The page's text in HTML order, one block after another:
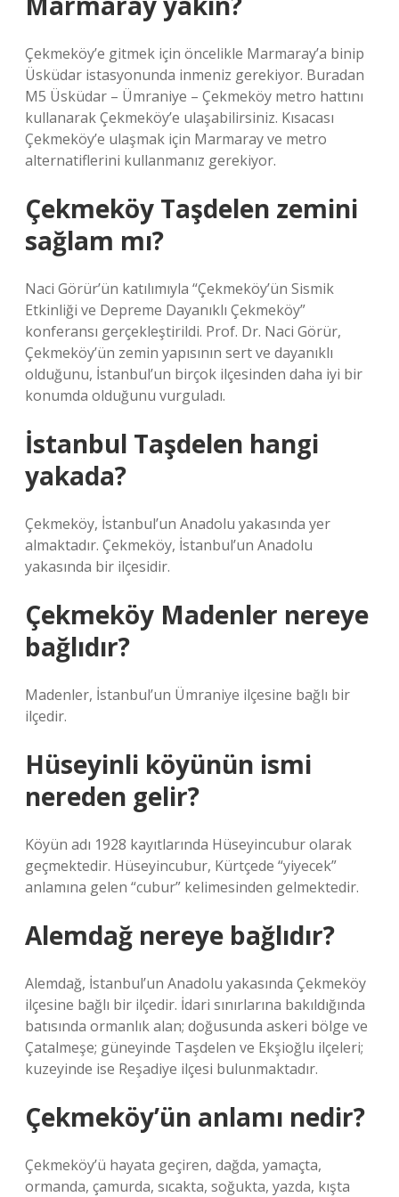
Çekmeköy’e gitmek için öncelikle Marmaray’a binip
Üsküdar istasyonunda inmeniz gerekiyor. Buradan
M5 Üsküdar – Ümraniye – Çekmeköy metro hattını
kullanarak Çekmeköy’e ulaşabilirsiniz. Kısacası
Çekmeköy’e ulaşmak için Marmaray ve metro
alternatiflerini kullanmanız gerekiyor.
Çekmeköy Taşdelen zemini
sağlam mı?
Naci Görür’ün katılımıyla “Çekmeköy’ün Sismik
Etkinliği ve Depreme Dayanıklı Çekmeköy”
konferansı gerçekleştirildi. Prof. Dr. Naci Görür,
Çekmeköy’ün zemin yapısının sert ve dayanıklı
olduğunu, İstanbul’un birçok ilçesinden daha iyi bir
konumda olduğunu vurguladı.
İstanbul Taşdelen hangi
yakada?
Çekmeköy, İstanbul’un Anadolu yakasında yer
almaktadır. Çekmeköy, İstanbul’un Anadolu
yakasında bir ilçesidir.
Çekmeköy Madenler nereye
bağlıdır?
Madenler, İstanbul’un Ümraniye ilçesine bağlı bir
ilçedir.
Hüseyinli köyünün ismi
nereden gelir?
Köyün adı 1928 kayıtlarında Hüseyincubur olarak
geçmektedir. Hüseyincubur, Kürtçede “yiyecek”
anlamına gelen “cubur” kelimesinden gelmektedir.
Alemdağ nereye bağlıdır?
Alemdağ, İstanbul’un Anadolu yakasında Çekmeköy
ilçesine bağlı bir ilçedir. İdari sınırlarına bakıldığında
batısında ormanlık alan; doğusunda askeri bölge ve
Çatalmeşe; güneyinde Taşdelen ve Ekşioğlu ilçeleri;
kuzeyinde ise Reşadiye ilçesi bulunmaktadır.
Çekmeköy’ün anlamı nedir?
Çekmeköy’ü hayata geçiren, dağda, yamaçta,
ormanda, çamurda, sıcakta, soğukta, yazda, kışta